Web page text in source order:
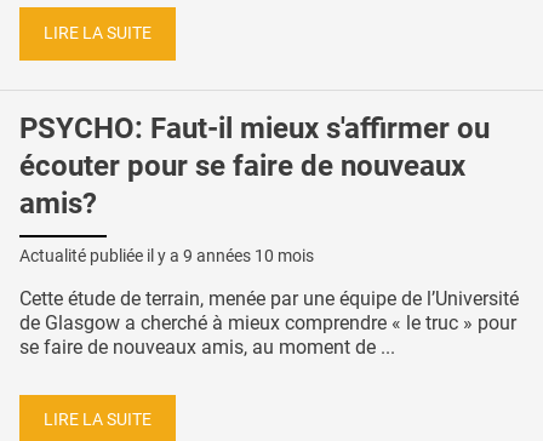
LIRE LA SUITE
PSYCHO: Faut-il mieux s'affirmer ou
écouter pour se faire de nouveaux
amis?
Actualité publiée il y a 9 années 10 mois
Cette étude de terrain, menée par une équipe de l’Université
de Glasgow a cherché à mieux comprendre « le truc » pour
se faire de nouveaux amis, au moment de ...
LIRE LA SUITE